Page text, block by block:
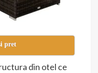
pret
din otel ce